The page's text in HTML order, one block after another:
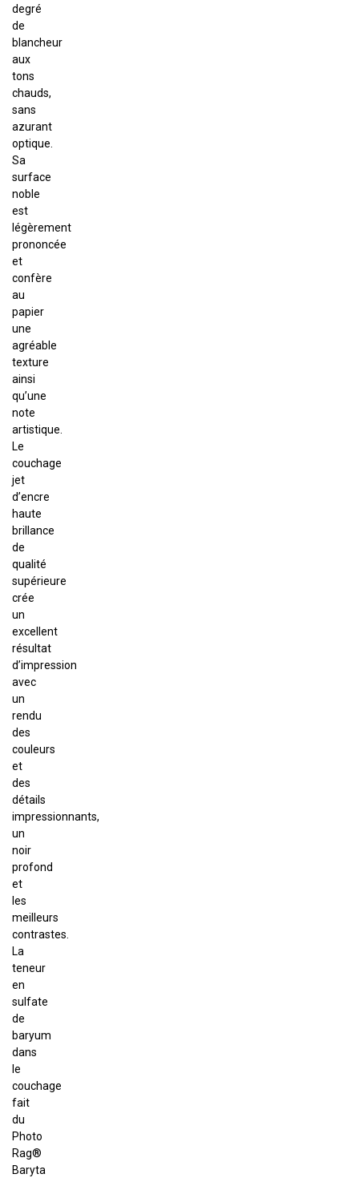
degré
de
blancheur
aux
tons
chauds,
sans
azurant
optique.
Sa
surface
noble
est
légèrement
prononcée
et
confère
au
papier
une
agréable
texture
ainsi
qu’une
note
artistique.
Le
couchage
jet
d’encre
haute
brillance
de
qualité
supérieure
crée
un
excellent
résultat
d’impression
avec
un
rendu
des
couleurs
et
des
détails
impressionnants,
un
noir
profond
et
les
meilleurs
contrastes.
La
teneur
en
sulfate
de
baryum
dans
le
couchage
fait
du
Photo
Rag®
Baryta